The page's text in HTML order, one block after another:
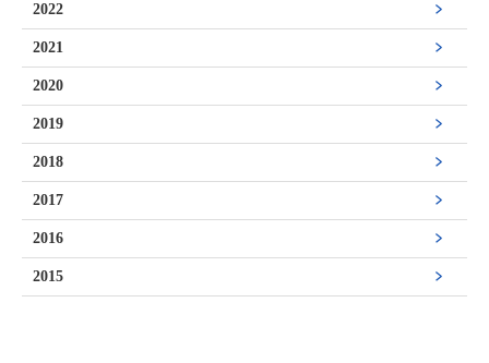
2022
2021
2020
2019
2018
2017
2016
2015